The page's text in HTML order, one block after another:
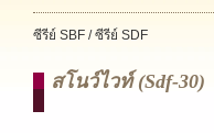
ซีรีย์ SBF / ซีรีย์ SDF
สโนว์ไวท์ (sdf-30)